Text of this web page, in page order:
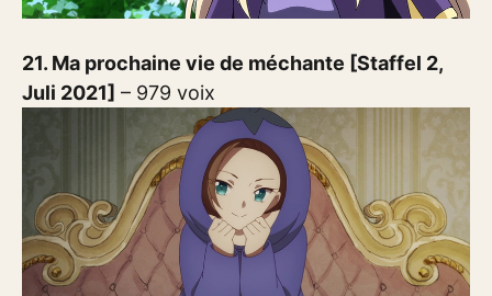
21. Ma prochaine vie de méchante [Staffel 2,
Juli 2021] – 979 voix